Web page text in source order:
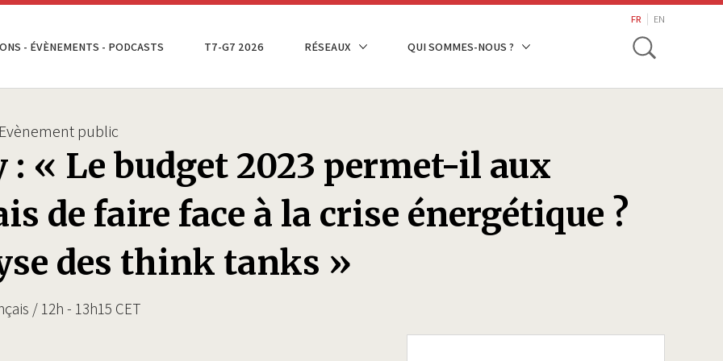
- ÉVÈNEMENTS - PODCASTS T7-G7 2026 RÉSEAUX QUI SOMMES-NOUS ?
FR EN
Toggle
Evènement public
: « Le budget 2023 permet-il aux
de faire face à la crise énergétique ?
des think tanks »
/ 12h - 13h15 CET